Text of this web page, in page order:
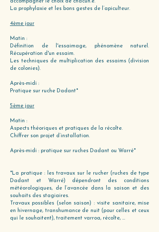
La prophylaxie et les bons gestes de l’apiculteur.
4ème jour
Matin :
Définition de l'essaimage, phénomène naturel.
Récupération d'un essaim.
Les techniques de multiplication des essaims (division
de colonies).
Après-midi :
Pratique sur ruche Dadant*
5ème jour
Matin :
Aspects théoriques et pratiques de la récolte.
Chiffrer son projet d’installation.
Après-midi : pratique sur ruches Dadant ou Warré*
*La pratique : les travaux sur le rucher (ruches de type
Dadant et Warré) dépendront des conditions
météorologiques, de l’avancée dans la saison et des
souhaits des stagiaires.
Travaux possibles (selon saison) : visite sanitaire, mise
en hivernage, transhumance de nuit (pour celles et ceux
qui le souhaitent), traitement varroa, récolte, …